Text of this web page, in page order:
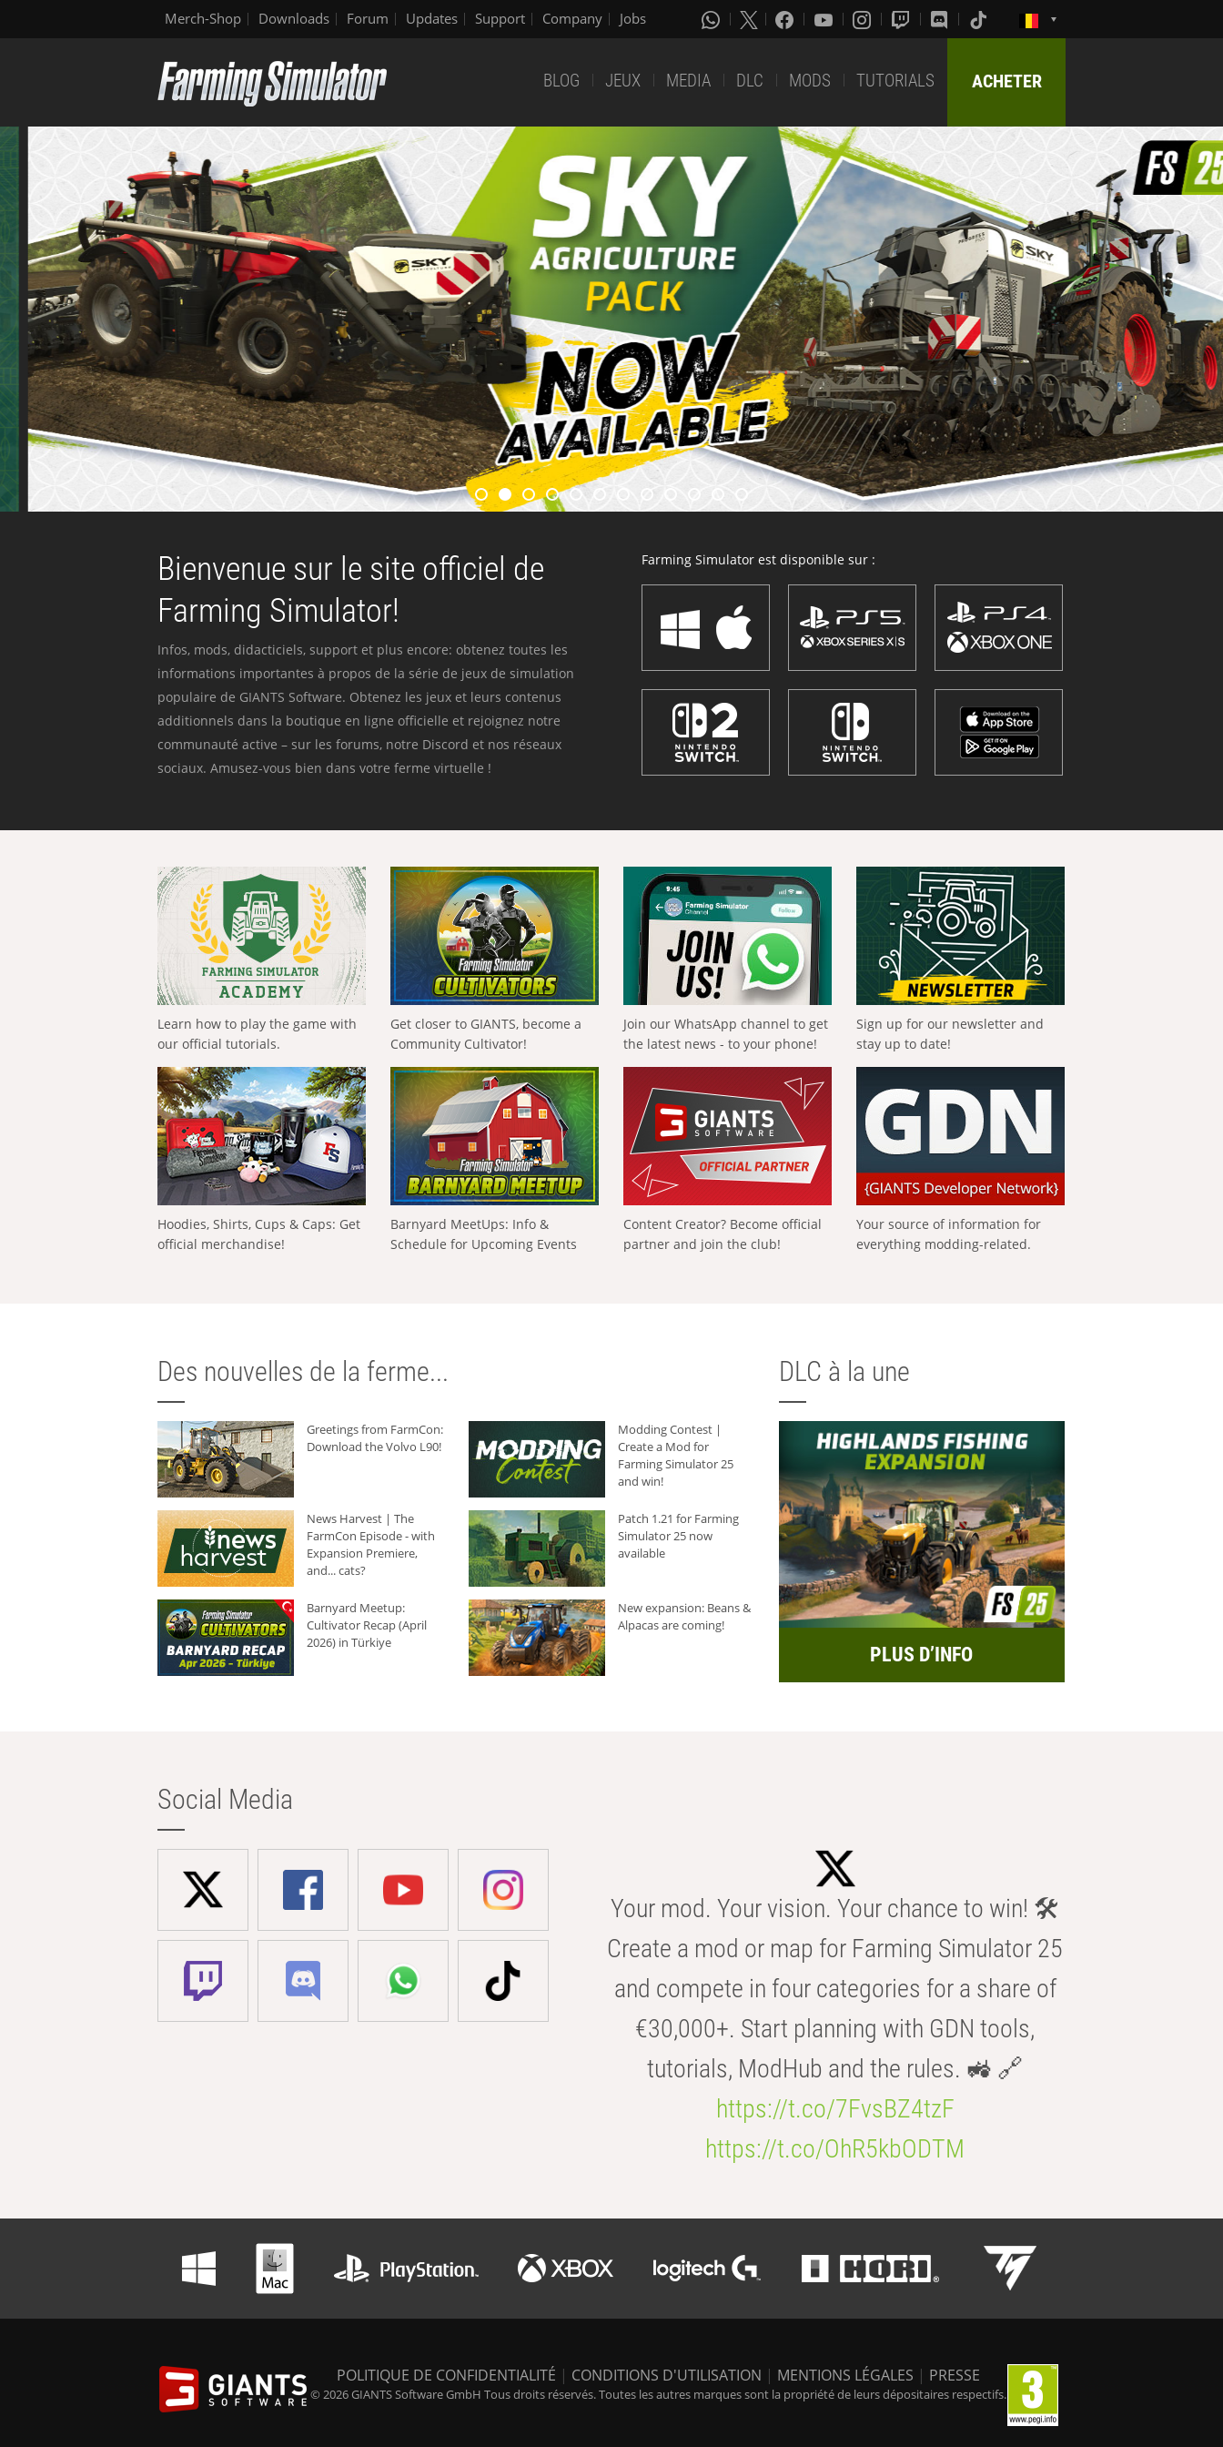
Merch-Shop Downloads Forum Updates Support Company Jobs
BLOG JEUX MEDIA DLC MODS TUTORIALS ACHETER
Bienvenue sur le site officiel de
Farming Simulator!
Infos, mods, didacticiels, support et plus encore: obtenez toutes les
informations importantes à propos de la série de jeux de simulation
populaire de GIANTS Software. Obtenez les jeux et leurs contenus
additionnels dans la boutique en ligne officielle et rejoignez notre
communauté active – sur les forums, notre Discord et nos réseaux
sociaux. Amusez-vous bien dans votre ferme virtuelle !
Farming Simulator est disponible sur :
Learn how to play the game with
our official tutorials.
Get closer to GIANTS, become a
Community Cultivator!
Join our WhatsApp channel to get
the latest news - to your phone!
Sign up for our newsletter and
stay up to date!
Hoodies, Shirts, Cups & Caps: Get
official merchandise!
Barnyard MeetUps: Info &
Schedule for Upcoming Events
Content Creator? Become official
partner and join the club!
Your source of information for
everything modding-related.
Des nouvelles de la ferme...
Greetings from FarmCon:
Download the Volvo L90!
Modding Contest |
Create a Mod for
Farming Simulator 25
and win!
News Harvest | The
FarmCon Episode - with
Expansion Premiere,
and... cats?
Patch 1.21 for Farming
Simulator 25 now
available
Barnyard Meetup:
Cultivator Recap (April
2026) in Türkiye
New expansion: Beans &
Alpacas are coming!
DLC à la une
PLUS D’INFO
Social Media
Your mod. Your vision. Your chance to win! 🛠️
Create a mod or map for Farming Simulator 25
and compete in four categories for a share of
€30,000+. Start planning with GDN tools,
tutorials, ModHub and the rules. 🚜 🔗
https://t.co/7FvsBZ4tzF
https://t.co/OhR5kbODTM
POLITIQUE DE CONFIDENTIALITÉ | CONDITIONS D'UTILISATION | MENTIONS LÉGALES | PRESSE
© 2026 GIANTS Software GmbH Tous droits réservés. Toutes les autres marques sont la propriété de leurs dépositaires respectifs.